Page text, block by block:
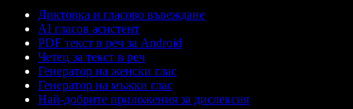
Диктовка и гласово въвеждане
AI гласов асистент
PDF текст в реч за Android
Четец за текст в реч
Генератор на женски глас
Генератор на мъжки глас
Най-добрите приложения за дислексия